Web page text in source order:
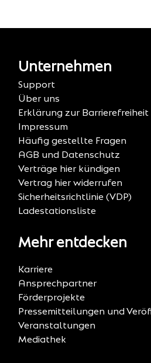
Unternehmen
Support
Über uns
Erklärung zur Barrierefreiheit
Impressum
Häufig gestellte Fragen
AGB und Datenschutz
Verträge hier kündigen
Vertrag hier widerrufen
Sicherheitsrichtlinie (VDP)
Ladestationsliste
Mehr entdecken
Karriere
Ansprechpartner
Förderprojekte
Pressemitteilungen und
Veranstaltungen
Mediathek